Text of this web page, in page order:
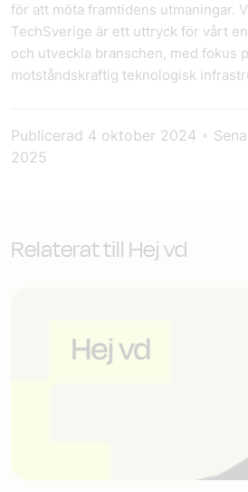
för att möta framtidens utmaningar.
TechSverige är ett uttryck för vårt
och utveckla branschen, med fokus
motståndskraftig teknologisk
Publicerad 4 oktober 2024 •
2025
Relaterat till Hej vd